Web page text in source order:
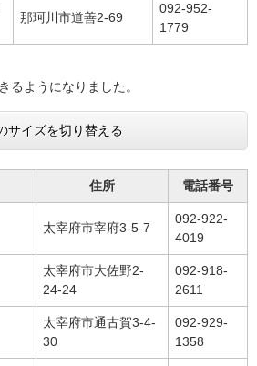
那珂川市道善2-69
092-952-
1779
るようになりました。
サイズを切り替える
住所 電話番号
太宰府市宰府3-5-7
092-922-
4019
太宰府市大佐野2-
24-24
092-918-
2611
太宰府市通古賀3-4-
30
092-929-
1358